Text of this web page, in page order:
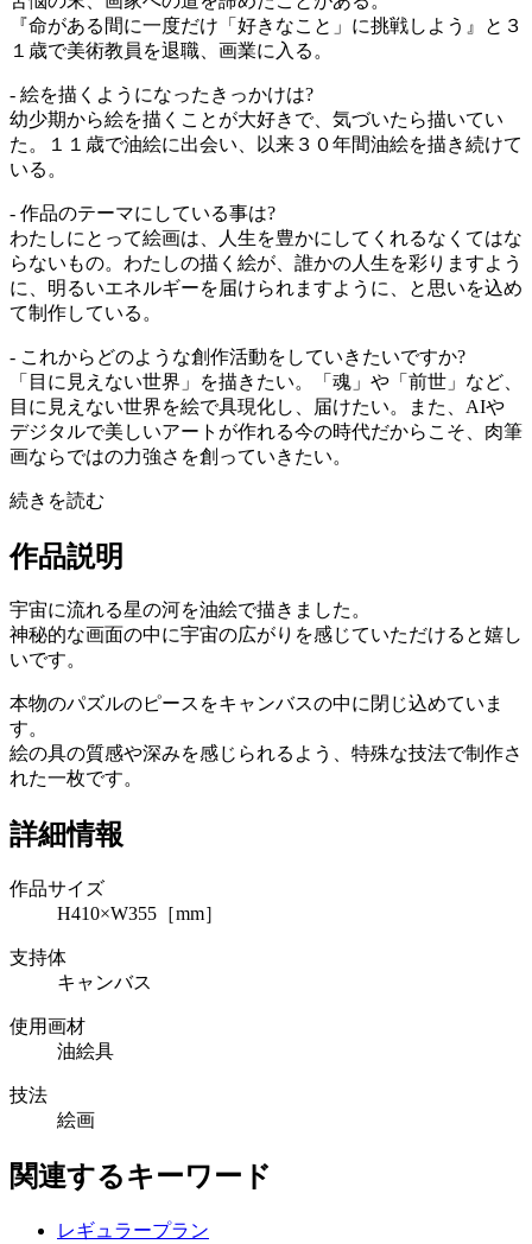
『命がある間に一度だけ「好きなこと」に挑戦しよう』と３
１歳で美術教員を退職、画業に入る。
- 絵を描くようになったきっかけは?
幼少期から絵を描くことが大好きで、気づいたら描いてい
た。１１歳で油絵に出会い、以来３０年間油絵を描き続けて
いる。
- 作品のテーマにしている事は?
わたしにとって絵画は、人生を豊かにしてくれるなくてはな
らないもの。わたしの描く絵が、誰かの人生を彩りますよう
に、明るいエネルギーを届けられますように、と思いを込め
て制作している。
- これからどのような創作活動をしていきたいですか?
「目に見えない世界」を描きたい。「魂」や「前世」など、
目に見えない世界を絵で具現化し、届けたい。また、AIや
デジタルで美しいアートが作れる今の時代だからこそ、肉筆
画ならではの力強さを創っていきたい。
続きを読む
作品説明
宇宙に流れる星の河を油絵で描きました。
神秘的な画面の中に宇宙の広がりを感じていただけると嬉し
いです。
本物のパズルのピースをキャンバスの中に閉じ込めていま
す。
絵の具の質感や深みを感じられるよう、特殊な技法で制作さ
れた一枚です。
詳細情報
作品サイズ
H410×W355［mm］
支持体
キャンバス
使用画材
油絵具
技法
絵画
関連するキーワード
レギュラープラン